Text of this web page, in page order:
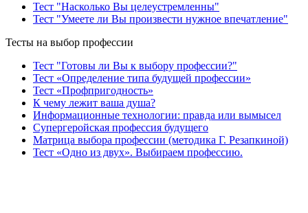
Тест "Насколько Вы целеустремленны"
Тест "Умеете ли Вы произвести нужное впечатление"
Тесты на выбор профессии
Тест "Готовы ли Вы к выбору профессии?"
Тест «Определение типа будущей профессии»
Тест «Профпригодность»
К чему лежит ваша душа?
Информационные технологии: правда или вымысел
Супергеройская профессия будущего
Матрица выбора профессии (методика Г. Резапкиной)
Тест «Одно из двух». Выбираем профессию.